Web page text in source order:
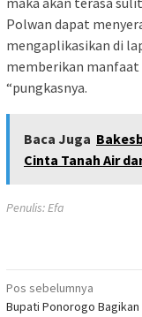
Polwan dapat
mengaplikasikan di
memberikan
“pungkasnya.
Baca Juga
Cinta Tanah Air
Penulis: Efa
Navigasi
Pos sebelumnya
Bupati Ponorogo Bagikan